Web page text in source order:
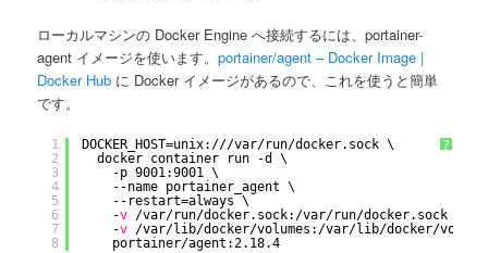
ローカルマシンの Docker Engine へ接続するには、portainer-
agent イメージを使います。portainer/agent – Docker Image |
Docker Hub に Docker イメージがあるので、これを使うと簡単
です。
?
1
2
3
4
5
6
7
8
DOCKER_HOST=unix: ///var/run/docker.sock \
docker container run -d \
-p 9001:9001 \
--name portainer_agent \
--restart=always \
-v /var/run/docker.sock: /var/run/docker.sock \
-v /var/lib/docker/volumes : /var/lib/docker/
portainer/agent :2.18.4